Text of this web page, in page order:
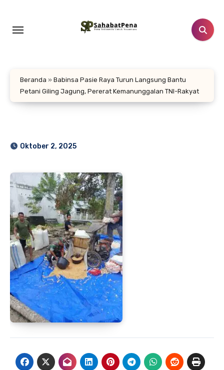
konten
Beranda » Babinsa Pasie Raya Turun Langsung Bantu
Petani Giling Jagung, Pererat Kemanunggalan TNI-Rakyat
Oktober 2, 2025